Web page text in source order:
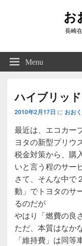
お
長崎
Right
Sidebar
Widget
Menu
ハイブリッ
2010年2月17日 に おお
最近は、エコカー
ヨタの新型プリウ
税金対策から、購
いと言う程のサー
さて、そんな中で
動」でトヨタのサ
るのだが
やはり「燃費の良
ただ、本質はなか
「維持費」は同